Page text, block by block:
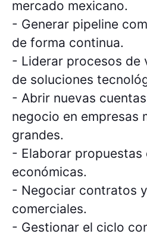
mercado mexicano.
- Generar pipeline
de forma continua.
- Liderar procesos de
de soluciones
- Abrir nuevas
negocio en empresas
grandes.
- Elaborar propuestas
económicas.
- Negociar contratos
comerciales.
- Gestionar el ciclo